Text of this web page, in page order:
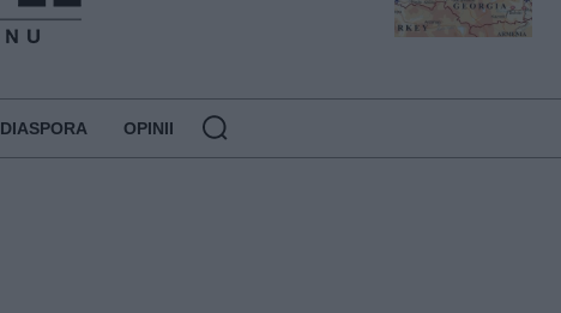
DIASPORA OPINII